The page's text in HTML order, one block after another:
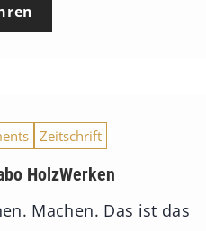
Zeitschrift
HolzWerken
Machen. Das ist das